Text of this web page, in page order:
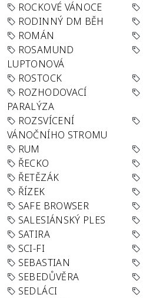
ROCKOVÉ VÁNOCE
RODINNÝ DM BĚH
ROMÁN
ROSAMUND
LUPTONOVÁ
ROSTOCK
ROZHODOVACÍ
PARALÝZA
ROZSVÍCENÍ
VÁNOČNÍHO STROMU
RUM
ŘECKO
ŘETĚZÁK
ŘÍZEK
SAFE BROWSER
SALESIÁNSKÝ PLES
SATIRA
SCI-FI
SEBASTIAN
SEBEDŮVĚRA
SEDLÁCI